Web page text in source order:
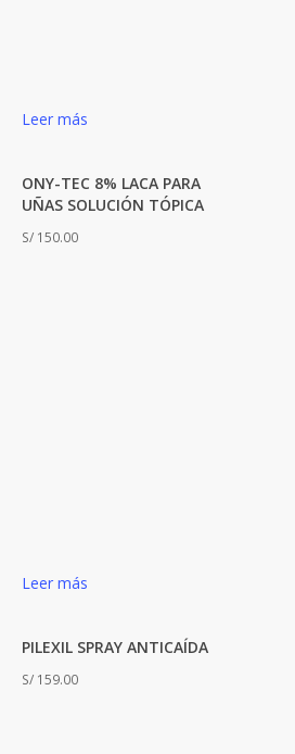
Leer más
ONY-TEC 8% LACA PARA
UÑAS SOLUCIÓN TÓPICA
S/150.00
Leer más
PILEXIL SPRAY ANTICAÍDA
S/159.00